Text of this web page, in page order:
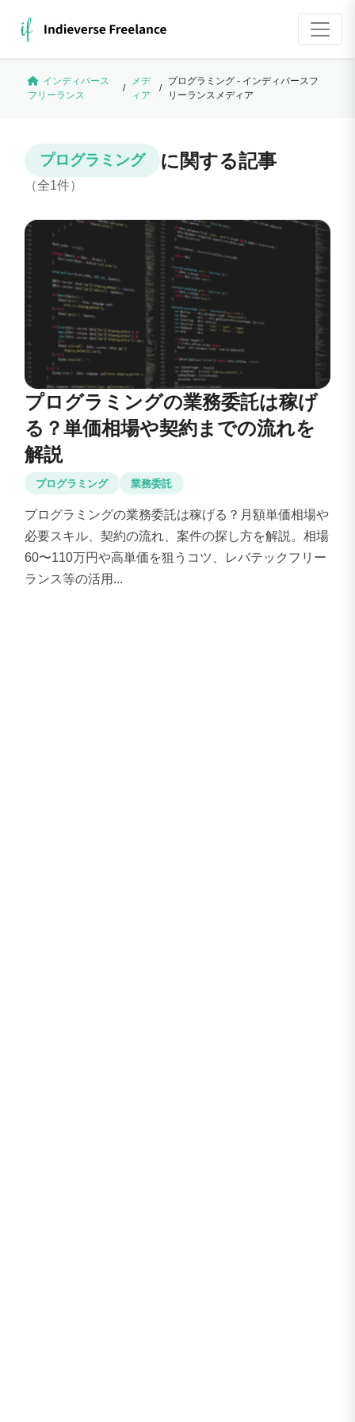
インディバース
フリーランス
/
メデ
ィア
/
プログラミング - インディバースフ
リーランスメディア
プログラミング に関する記事
（全1件）
プログラミングの業務委託は稼げ
る？単価相場や契約までの流れを
解説
プログラミング 業務委託
プログラミングの業務委託は稼げる？月額単価相場や
必要スキル、契約の流れ、案件の探し方を解説。相場
60〜110万円や高単価を狙うコツ、レバテックフリー
ランス等の活用...